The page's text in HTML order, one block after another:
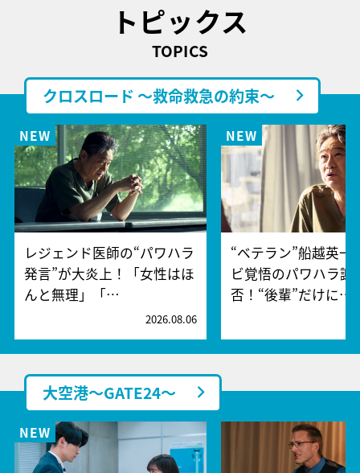
トピックス
TOPICS
クロスロード ～救命救急の約束～
レジェンド医師の“パワハラ
発言”が大炎上！「女性はほ
んと無理」「…
2026.08.06
“ベテラン”船越英一
ビ覚悟のパワハラ謝
否！“後輩”だけに…
大空港～GATE24～